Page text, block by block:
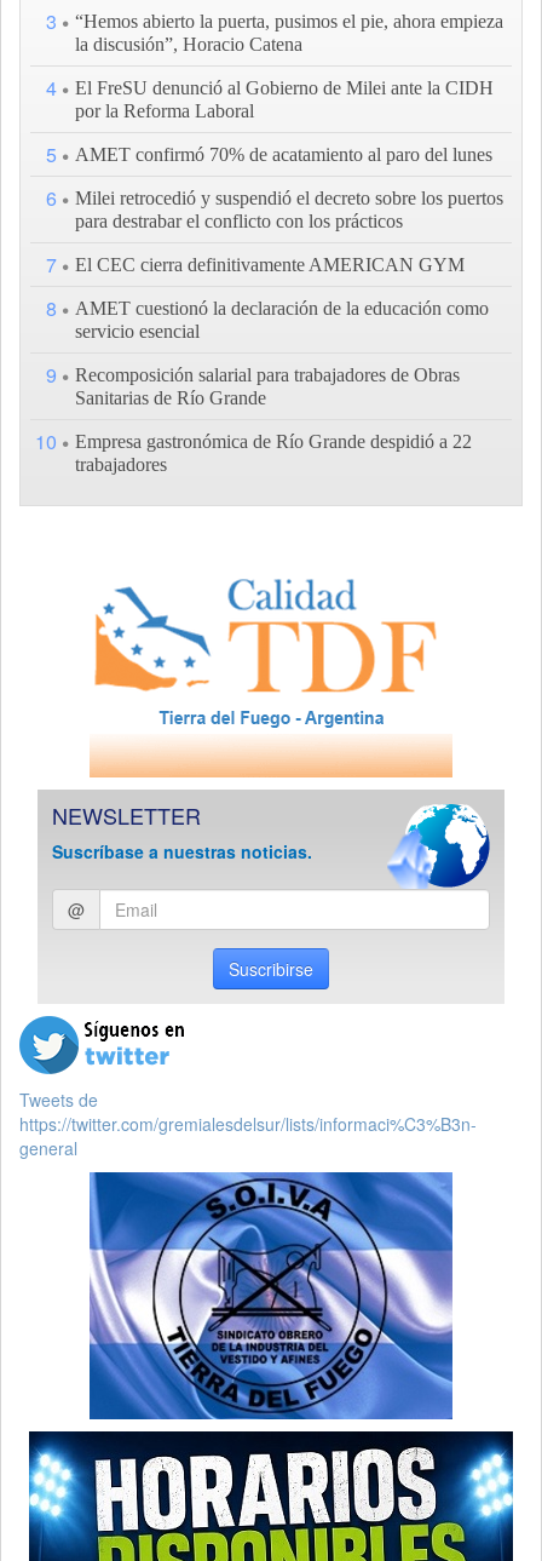
3
“Hemos abierto la puerta, pusimos el pie, ahora empieza
la discusión”, Horacio Catena
4
El FreSU denunció al Gobierno de Milei ante la CIDH
por la Reforma Laboral
5 AMET confirmó 70% de acatamiento al paro del lunes
6
Milei retrocedió y suspendió el decreto sobre los puertos
para destrabar el conflicto con los prácticos
7 El CEC cierra definitivamente AMERICAN GYM
8
AMET cuestionó la declaración de la educación como
servicio esencial
9
Recomposición salarial para trabajadores de Obras
Sanitarias de Río Grande
10
Empresa gastronómica de Río Grande despidió a 22
trabajadores
NEWSLETTER
Suscríbase a nuestras noticias.
Ingresar
email
@
Suscribirse
Tweets de
https://twitter.com/gremialesdelsur/lists/informaci%C3%B3n-
general